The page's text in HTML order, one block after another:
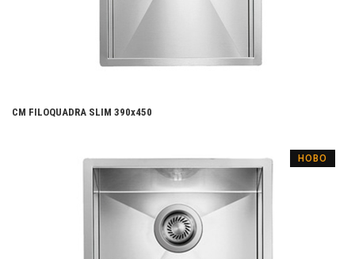
CM FILOQUADRA SLIM 390x450
НОВО